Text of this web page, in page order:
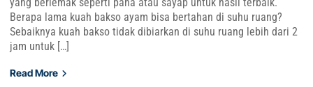
Berapa lama kuah bakso ayam bisa bertahan di suhu ruang?
Sebaiknya kuah bakso tidak dibiarkan di suhu ruang lebih dari 2
jam untuk […]
Read More